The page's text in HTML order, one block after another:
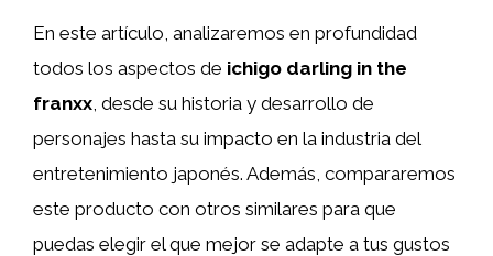
En este artículo, analizaremos en profundidad
todos los aspectos de ichigo darling in the
franxx, desde su historia y desarrollo de
personajes hasta su impacto en la industria del
entretenimiento japonés. Además, compararemos
este producto con otros similares para que
puedas elegir el que mejor se adapte a tus gustos